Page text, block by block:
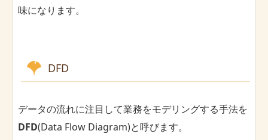
味になります。
DFD
データの流れに注目して業務をモデリングする手法を
DFD(Data Flow Diagram)と呼びます。